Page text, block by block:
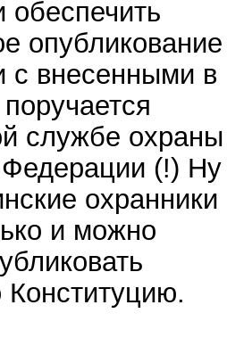
обеспечить
опубликование
с внесенными в
службе охраны
Федерации (!)
охранники
и можно